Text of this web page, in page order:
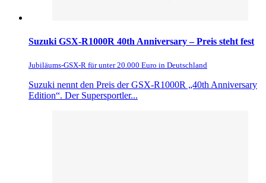
Suzuki GSX-R1000R 40th Anniversary – Preis steht fest
Jubiläums-GSX-R für unter 20.000 Euro in Deutschland
Suzuki nennt den Preis der GSX-R1000R „40th Anniversary
Edition“. Der Supersportler...